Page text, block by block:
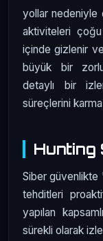
yollar nedeniyle
aktiviteleri
içinde gizlenir
büyük bir
detaylı bir
süreçlerini
Hunting
Siber güvenlikte
tehditleri
yapılan
sürekli olarak